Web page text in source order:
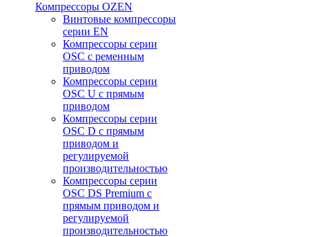
Компрессоры OZEN
Винтовые компрессоры
серии EN
Компрессоры серии
OSC с ременным
приводом
Компрессоры серии
OSC U с прямым
приводом
Компрессоры серии
OSC D с прямым
приводом и
регулируемой
производительностью
Компрессоры серии
OSC DS Premium с
прямым приводом и
регулируемой
производительностью